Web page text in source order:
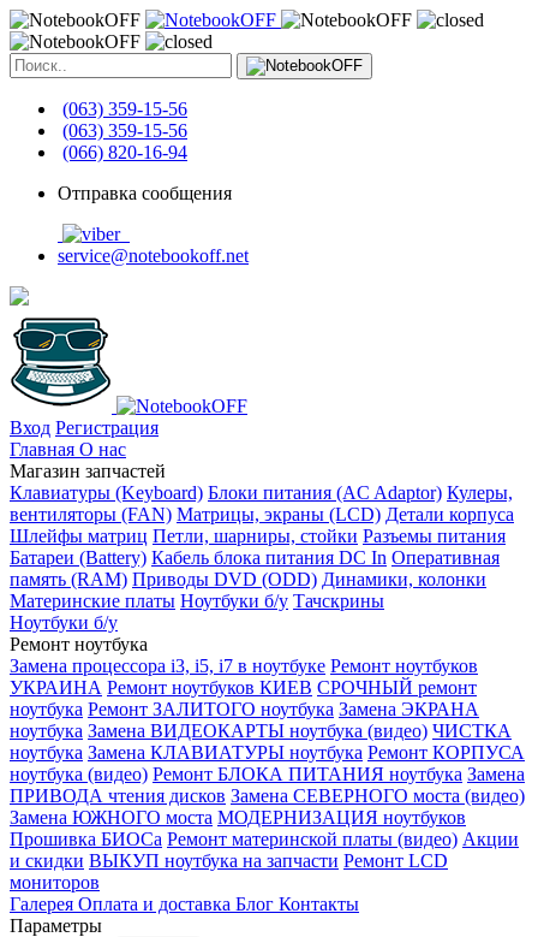
(063) 359-15-56
(063) 359-15-56
(066) 820-16-94
Отправка сообщения
service@notebookoff.net
Вход Регистрация
Главная О нас
Магазин запчастей
Клавиатуры (Keyboard) Блоки питания (AC Adaptor) Кулеры,
вентиляторы (FAN) Матрицы, экраны (LCD) Детали корпуса
Шлейфы матриц Петли, шарниры, стойки Разъемы питания
Батареи (Battery) Кабель блока питания DC In Оперативная
память (RAM) Приводы DVD (ODD) Динамики, колонки
Материнские платы Ноутбуки б/у Тачскрины
Ноутбуки б/у
Ремонт ноутбука
Замена процессора i3, i5, i7 в ноутбуке Ремонт ноутбуков
УКРАИНА Ремонт ноутбуков КИЕВ СРОЧНЫЙ ремонт
ноутбука Ремонт ЗАЛИТОГО ноутбука Замена ЭКРАНА
ноутбука Замена ВИДЕОКАРТЫ ноутбука (видео) ЧИСТКА
ноутбука Замена КЛАВИАТУРЫ ноутбука Ремонт КОРПУСА
ноутбука (видео) Ремонт БЛОКА ПИТАНИЯ ноутбука Замена
ПРИВОДА чтения дисков Замена СЕВЕРНОГО моста (видео)
Замена ЮЖНОГО моста МОДЕРНИЗАЦИЯ ноутбуков
Прошивка БИОСа Ремонт материнской платы (видео) Акции
и скидки ВЫКУП ноутбука на запчасти Ремонт LCD
мониторов
Галерея Оплата и доставка Блог Контакты
Параметры